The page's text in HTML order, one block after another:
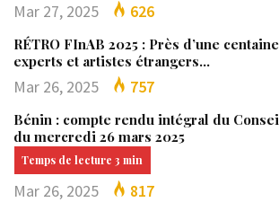
Mar 27, 2025 626
RÉTRO FInAB 2025 : Près d’une
experts et artistes étrangers…
Mar 26, 2025 757
Bénin : compte rendu intégral du
du mercredi 26 mars 2025
Mar 26, 2025 817